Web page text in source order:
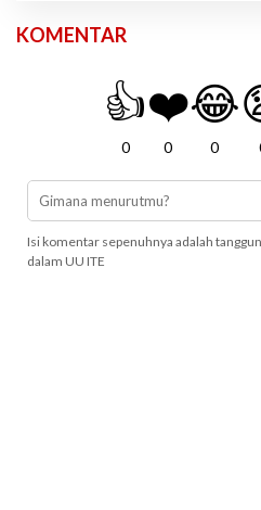
KOMENTAR
👍
0
❤️
0
😂
0
Isi komentar sepenuhnya adalah
dalam UU ITE